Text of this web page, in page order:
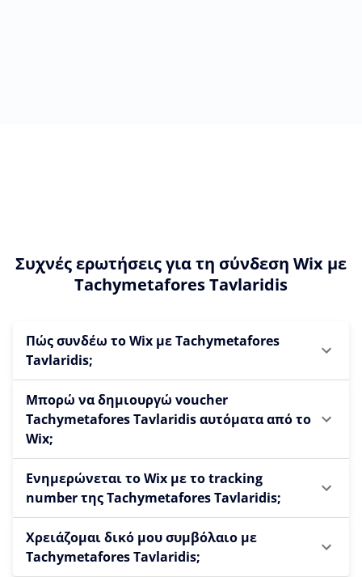
Συχνές ερωτήσεις για τη σύνδεση Wix με
Tachymetafores Tavlaridis
Πώς συνδέω το Wix με Tachymetafores
Tavlaridis;
Μπορώ να δημιουργώ voucher
Tachymetafores Tavlaridis αυτόματα από το
Wix;
Ενημερώνεται το Wix με το tracking
number της Tachymetafores Tavlaridis;
Χρειάζομαι δικό μου συμβόλαιο με
Tachymetafores Tavlaridis;